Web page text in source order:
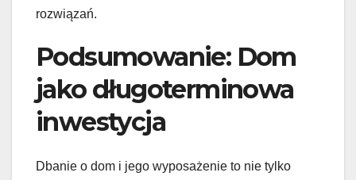
rozwiązań.
Podsumowanie: Dom
jako długoterminowa
inwestycja
Dbanie o dom i jego wyposażenie to nie tylko